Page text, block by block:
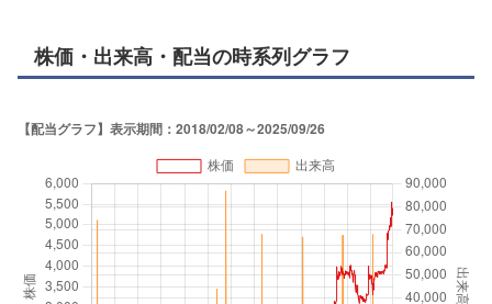
株価・出来高・配当の時系列グラフ